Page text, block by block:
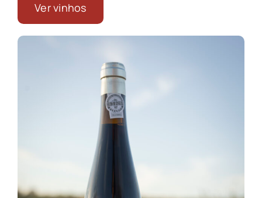
Ver vinhos